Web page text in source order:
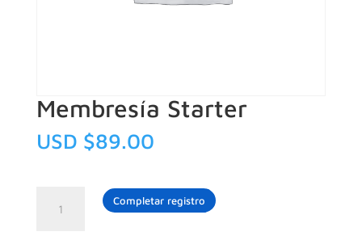
Membresía Starter
USD $89.00
Starter
Completar registro